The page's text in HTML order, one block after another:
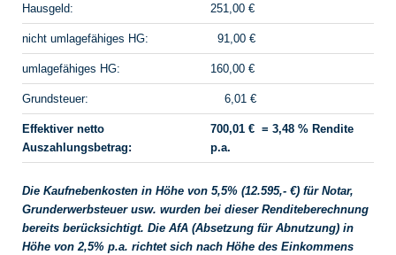
Hausgeld: 251,00 €
nicht umlagefähiges HG: 91,00 €
umlagefähiges HG: 160,00 €
Grundsteuer: 6,01 €
Effektiver netto
Auszahlungsbetrag:
700,01 € = 3,48 % Rendite
p.a.
Die Kaufnebenkosten in Höhe von 5,5% (12.595,- €) für Notar,
Grunderwerbsteuer usw. wurden bei dieser Renditeberechnung
bereits berücksichtigt. Die AfA (Absetzung für Abnutzung) in
Höhe von 2,5% p.a. richtet sich nach Höhe des Einkommens